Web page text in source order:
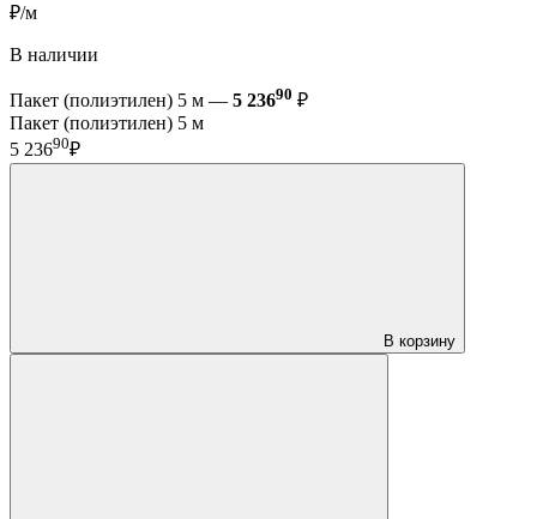
₽/м
В наличии
Пакет (полиэтилен) 5 м — 5 23690 ₽
Пакет (полиэтилен) 5 м
5 23690₽
В корзину